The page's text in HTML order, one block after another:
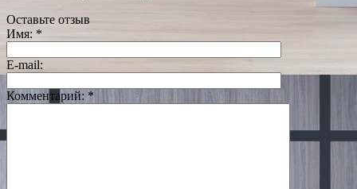
Оставьте отзыв
Имя: *
E-mail:
Комментарий: *